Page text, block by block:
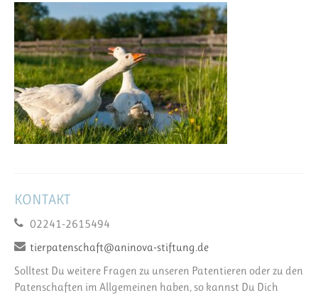
Patenschaft verschenken
Blog
FAQ
KONTAKT
02241-2615494
tierpatenschaft@aninova-stiftung.de
Solltest Du weitere Fragen zu unseren Patentieren oder zu den
Patenschaften im Allgemeinen haben, so kannst Du Dich